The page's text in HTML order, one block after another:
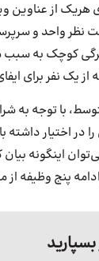
از عناوین
نظر واحد و
کوچک به سبب
از یک نفر برای
با توجه به
بیان
پنج وظیفه